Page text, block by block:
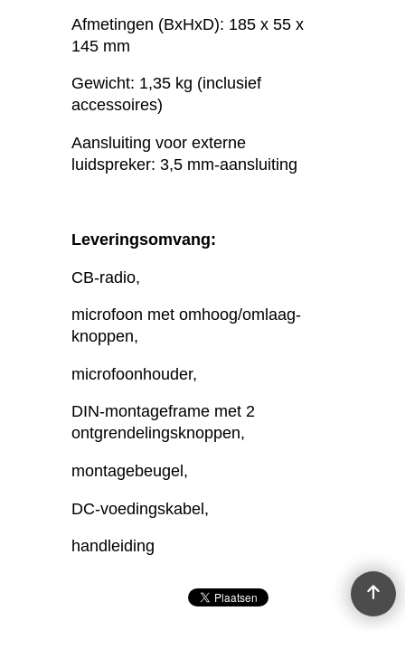
Afmetingen (BxHxD): 185 x 55 x
145 mm
Gewicht: 1,35 kg (inclusief
accessoires)
Aansluiting voor externe
luidspreker: 3,5 mm-aansluiting
Leveringsomvang:
CB-radio,
microfoon met omhoog/omlaag-
knoppen,
microfoonhouder,
DIN-montageframe met 2
ontgrendelingsknoppen,
montagebeugel,
DC-voedingskabel,
handleiding